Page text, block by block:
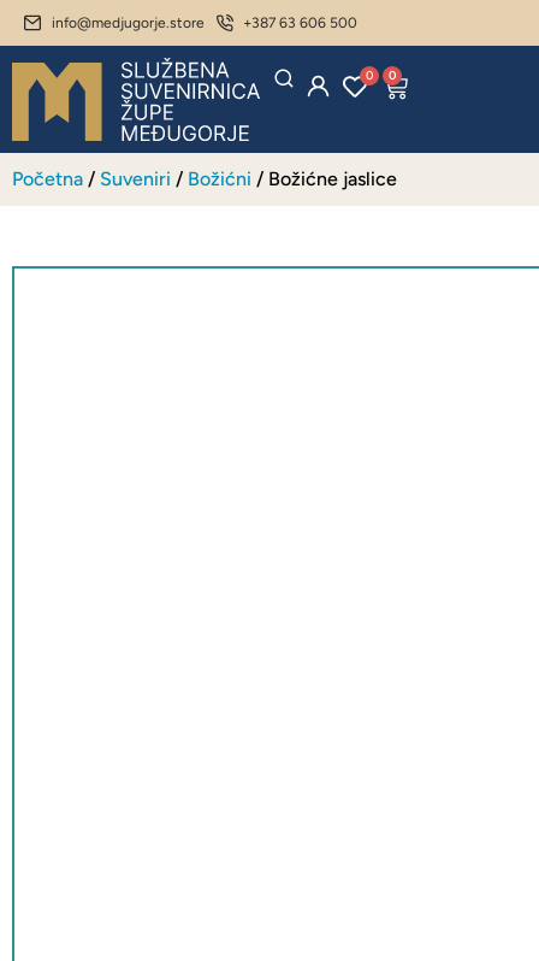
info@medjugorje.store +387 63 606 500
0 0
Početna / Suveniri / Božićni / Božićne jaslice